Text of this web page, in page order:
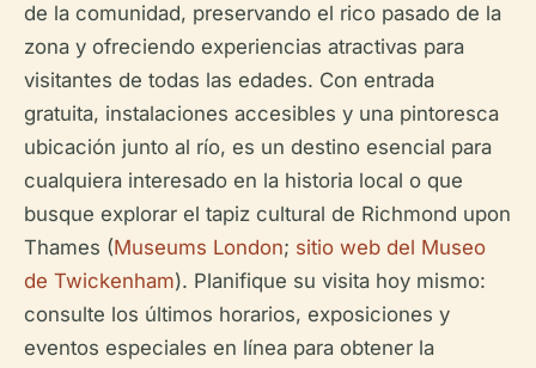
de la comunidad, preservando el rico pasado de la
zona y ofreciendo experiencias atractivas para
visitantes de todas las edades. Con entrada
gratuita, instalaciones accesibles y una pintoresca
ubicación junto al río, es un destino esencial para
cualquiera interesado en la historia local o que
busque explorar el tapiz cultural de Richmond upon
Thames (Museums London; sitio web del Museo
de Twickenham). Planifique su visita hoy mismo:
consulte los últimos horarios, exposiciones y
eventos especiales en línea para obtener la